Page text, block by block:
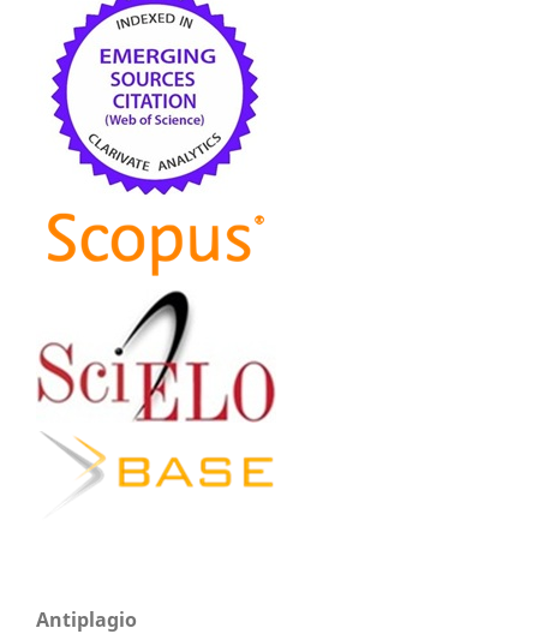
Antiplagio